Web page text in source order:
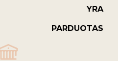
YRA
PARDUOTAS